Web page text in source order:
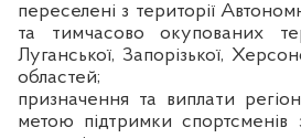
переселені з території
та тимчасово окупованих
Луганської, Запорізької,
областей;
призначення та виплати
метою підтримки спортсменів